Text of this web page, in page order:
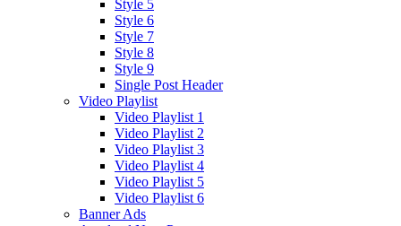
Style 5
Style 6
Style 7
Style 8
Style 9
Single Post Header
Video Playlist
Video Playlist 1
Video Playlist 2
Video Playlist 3
Video Playlist 4
Video Playlist 5
Video Playlist 6
Banner Ads